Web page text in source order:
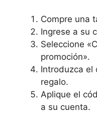
Compre una
Ingrese a su
Seleccione
promoción».
Introduzca el
regalo.
Aplique el
a su cuenta.